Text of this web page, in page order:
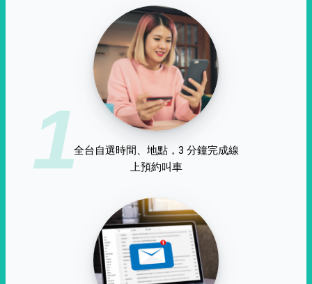
1全台自選時間、地點，3 分鐘完成線
上預約叫車